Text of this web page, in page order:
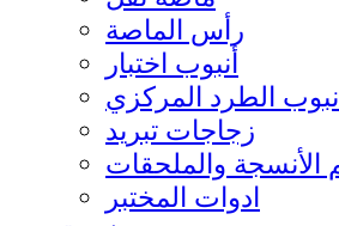
رأس الماصة
أنبوب اختبار
أنبوب الطرد المركزي
زجاجات تبريد
الأنسجة والملحقات
ادوات المختبر